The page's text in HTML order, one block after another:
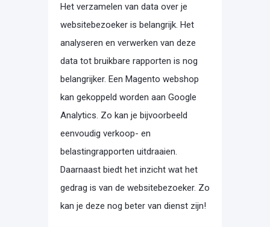
Het verzamelen van data over je
websitebezoeker is belangrijk. Het
analyseren en verwerken van deze
data tot bruikbare rapporten is nog
belangrijker. Een Magento webshop
kan gekoppeld worden aan Google
Analytics. Zo kan je bijvoorbeeld
eenvoudig verkoop- en
belastingrapporten uitdraaien.
Daarnaast biedt het inzicht wat het
gedrag is van de websitebezoeker. Zo
kan je deze nog beter van dienst zijn!